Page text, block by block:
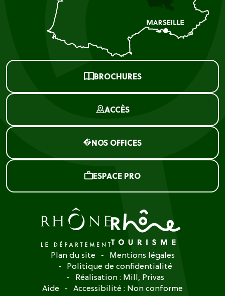
BROCHURES
ACCÈS
NOS OFFICES
ESPACE PRO
Plan du site
Mentions légales
Politique de confidentialité
Réalisation : Mill, Privas
Aide
Accessibilité : Non conforme